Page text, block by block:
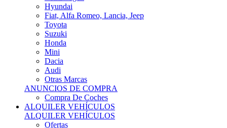
Fiat, Alfa Romeo, Lancia, Jeep
Toyota
Suzuki
Honda
Mini
Dacia
Audi
Otras Marcas
ANUNCIOS DE COMPRA
Compra De Coches
ALQUILER VEHÍCULOS
ALQUILER VEHÍCULOS
Ofertas
Búsquedas